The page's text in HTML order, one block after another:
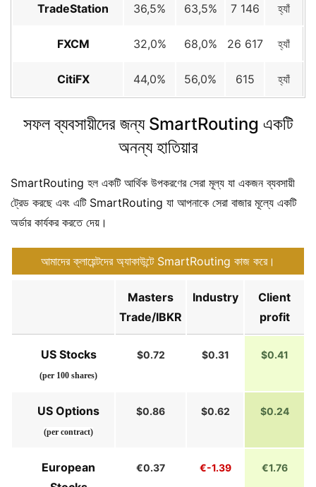
TradeStation 36,5% 63,5% 7 146 হ্যাঁ
FXCM 32,0% 68,0% 26 617 হ্যাঁ
CitiFX 44,0% 56,0% 615 হ্যাঁ
সফল ব্যবসায়ীদের জন্য SmartRouting একটি
অনন্য হাতিয়ার
SmartRouting হল একটি আর্থিক উপকরণের সেরা মূল্য যা একজন ব্যবসায়ী
ট্রেড করছে এবং এটি SmartRouting যা আপনাকে সেরা বাজার মূল্যে একটি
অর্ডার কার্যকর করতে দেয়।
আমাদের ক্লায়েন্টদের অ্যাকাউন্টে SmartRouting কাজ করে।
Masters
Trade/IBKR
Industry
Client
profit
US Stocks
(per 100 shares)
$0.72 $0.31 $0.41
US Options
(per contract)
$0.86 $0.62 $0.24
European
€0.37 €-1.39 €1.76